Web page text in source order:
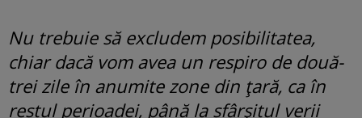
Nu trebuie să excludem posibilitatea,
chiar dacă vom avea un respiro de două-
trei zile în anumite zone din țară, ca în
restul perioadei, până la sfârșitul verii